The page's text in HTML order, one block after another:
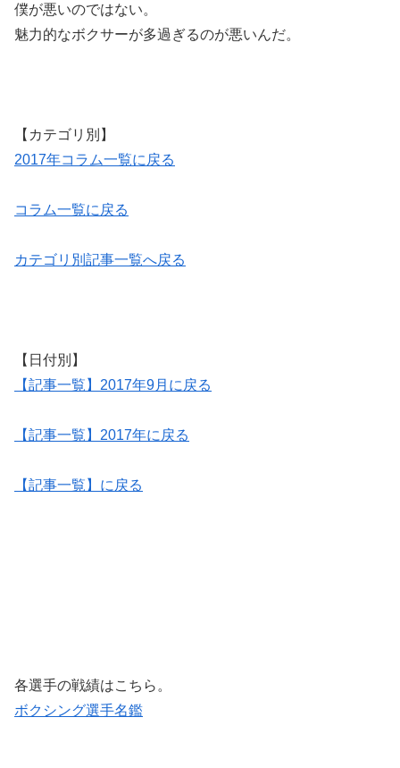
僕が悪いのではない。
魅力的なボクサーが多過ぎるのが悪いんだ。
【カテゴリ別】
2017年コラム一覧に戻る
コラム一覧に戻る
カテゴリ別記事一覧へ戻る
【日付別】
【記事一覧】2017年9月に戻る
【記事一覧】2017年に戻る
【記事一覧】に戻る
各選手の戦績はこちら。
ボクシング選手名鑑